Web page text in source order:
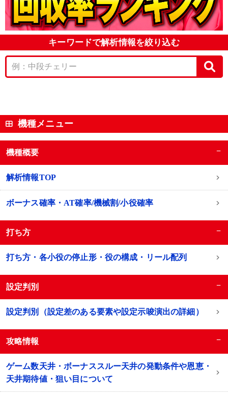
キーワードで解析情報を絞り込む
機種メニュー
機種概要 −
解析情報TOP
ボーナス確率・AT確率/機械割/小役確率
打ち方 −
打ち方・各小役の停止形・役の構成・リール配列
設定判別 −
設定判別（設定差のある要素や設定示唆演出の詳細）
攻略情報 −
ゲーム数天井・ボーナススルー天井の発動条件や恩恵・
天井期待値・狙い目について